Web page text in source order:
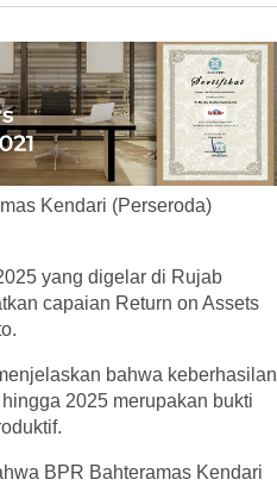
Kendari (Perseroda)
yang digelar di Rujab
capaian Return on Assets
bahwa keberhasilan
2025 merupakan bukti
BPR Bahteramas Kendari